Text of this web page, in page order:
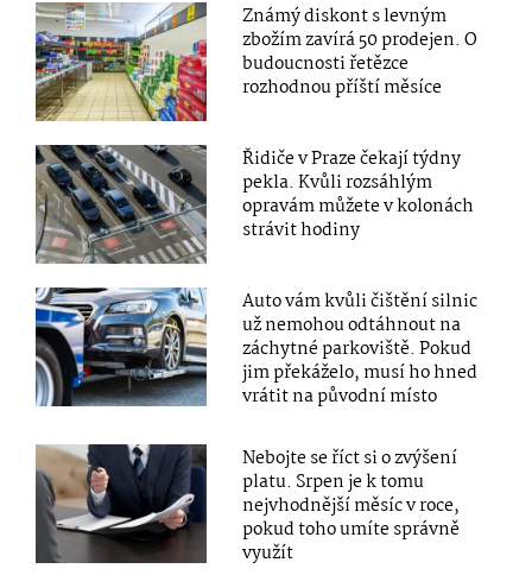
Známý diskont s levným
zbožím zavírá 50 prodejen. O
budoucnosti řetězce
rozhodnou příští měsíce
Řidiče v Praze čekají týdny
pekla. Kvůli rozsáhlým
opravám můžete v kolonách
strávit hodiny
Auto vám kvůli čištění silnic
už nemohou odtáhnout na
záchytné parkoviště. Pokud
jim překáželo, musí ho hned
vrátit na původní místo
Nebojte se říct si o zvýšení
platu. Srpen je k tomu
nejvhodnější měsíc v roce,
pokud toho umíte správně
využít